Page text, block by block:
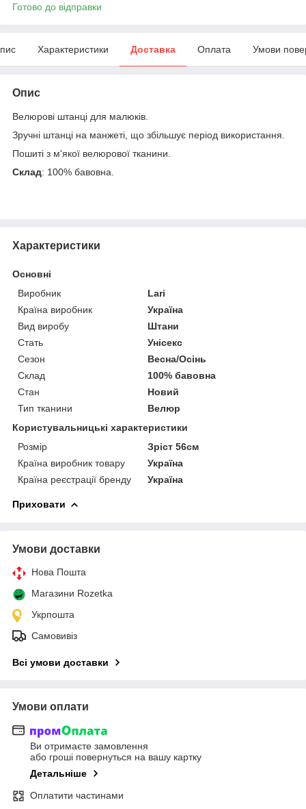
Готово до відправки
Характеристики Доставка Оплата Умови
Опис
Велюрові штанці для малюків.
Зручні штанці на манжеті, що збільшує період використання.
Пошиті з м'якої велюрової тканини.
Склад: 100% бавовна.
Характеристики
Основні
Виробник
Larі
Країна виробник
Україна
Вид виробу
Штани
Стать
Унісекс
Сезон
Весна/Осінь
Склад
100% бавовна
Стан
Новий
Тип тканини
Велюр
Користувальницькі характеристики
Розмір
Зріст 56см
Країна виробник товару
Україна
Країна реєстрації бренду
Україна
Приховати
Умови доставки
Нова Пошта
Магазини Rozetka
Укрпошта
Самовивіз
Всі умови доставки
Умови оплати
Ви отримаєте замовлення
або гроші повернуться на вашу картку
Детальніше
Оплатити частинами